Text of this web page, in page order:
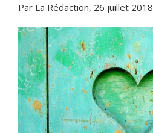
Par La Rédaction, 26 juillet 2018